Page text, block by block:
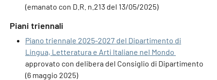
(emanato con D.R. n.213 del 13/05/2025)
Piani triennali
Piano triennale 2025-2027 del Dipartimento di
Lingua, Letteratura e Arti Italiane nel Mondo
approvato con delibera del Consiglio di Dipartimento
(6 maggio 2025)